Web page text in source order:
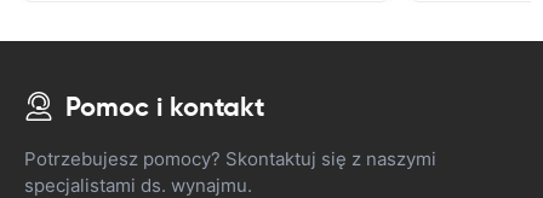
Pomoc i kontakt
Potrzebujesz pomocy? Skontaktuj się z naszymi
specjalistami ds. wynajmu.